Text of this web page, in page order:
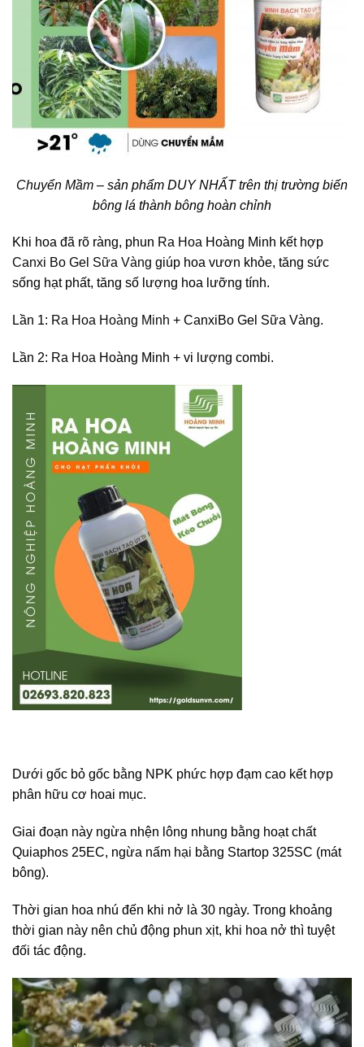
Chuyển Mầm – sản phẩm DUY NHẤT trên thị trường biến
bông lá thành bông hoàn chỉnh
Khi hoa đã rõ ràng, phun Ra Hoa Hoàng Minh kết hợp
Canxi Bo Gel Sữa Vàng giúp hoa vươn khỏe, tăng sức
sống hạt phất, tăng số lượng hoa lưỡng tính.
Lần 1: Ra Hoa Hoàng Minh + CanxiBo Gel Sữa Vàng.
Lần 2: Ra Hoa Hoàng Minh + vi lượng combi.
Dưới gốc bỏ gốc bằng NPK phức hợp đạm cao kết hợp
phân hữu cơ hoai mục.
Giai đoạn này ngừa nhện lông nhung bằng hoạt chất
Quiaphos 25EC, ngừa nấm hại bằng Startop 325SC (mát
bông).
Thời gian hoa nhú đến khi nở là 30 ngày. Trong khoảng
thời gian này nên chủ động phun xịt, khi hoa nở thì tuyệt
đối tác động.